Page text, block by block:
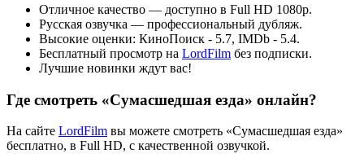
Отличное качество — доступно в Full HD 1080p.
Русская озвучка — профессиональный дубляж.
Высокие оценки: КиноПоиск - 5.7, IMDb - 5.4.
Бесплатный просмотр на LordFilm без подписки.
Лучшие новинки ждут вас!
Где смотреть «Сумасшедшая езда» онлайн?
На сайте LordFilm вы можете смотреть «Сумасшедшая езда»
бесплатно, в Full HD, с качественной озвучкой.